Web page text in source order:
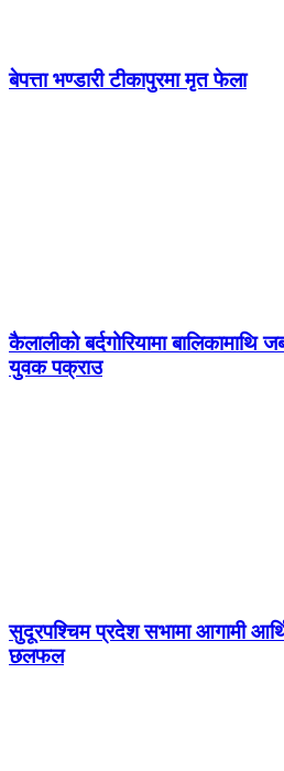
बेपत्ता भण्डारी टीकापुरमा मृत फेला
कैलालीको बर्दगोरियामा
युवक पक्राउ
सुदूरपश्चिम प्रदेश सभामा आगामी
छलफल